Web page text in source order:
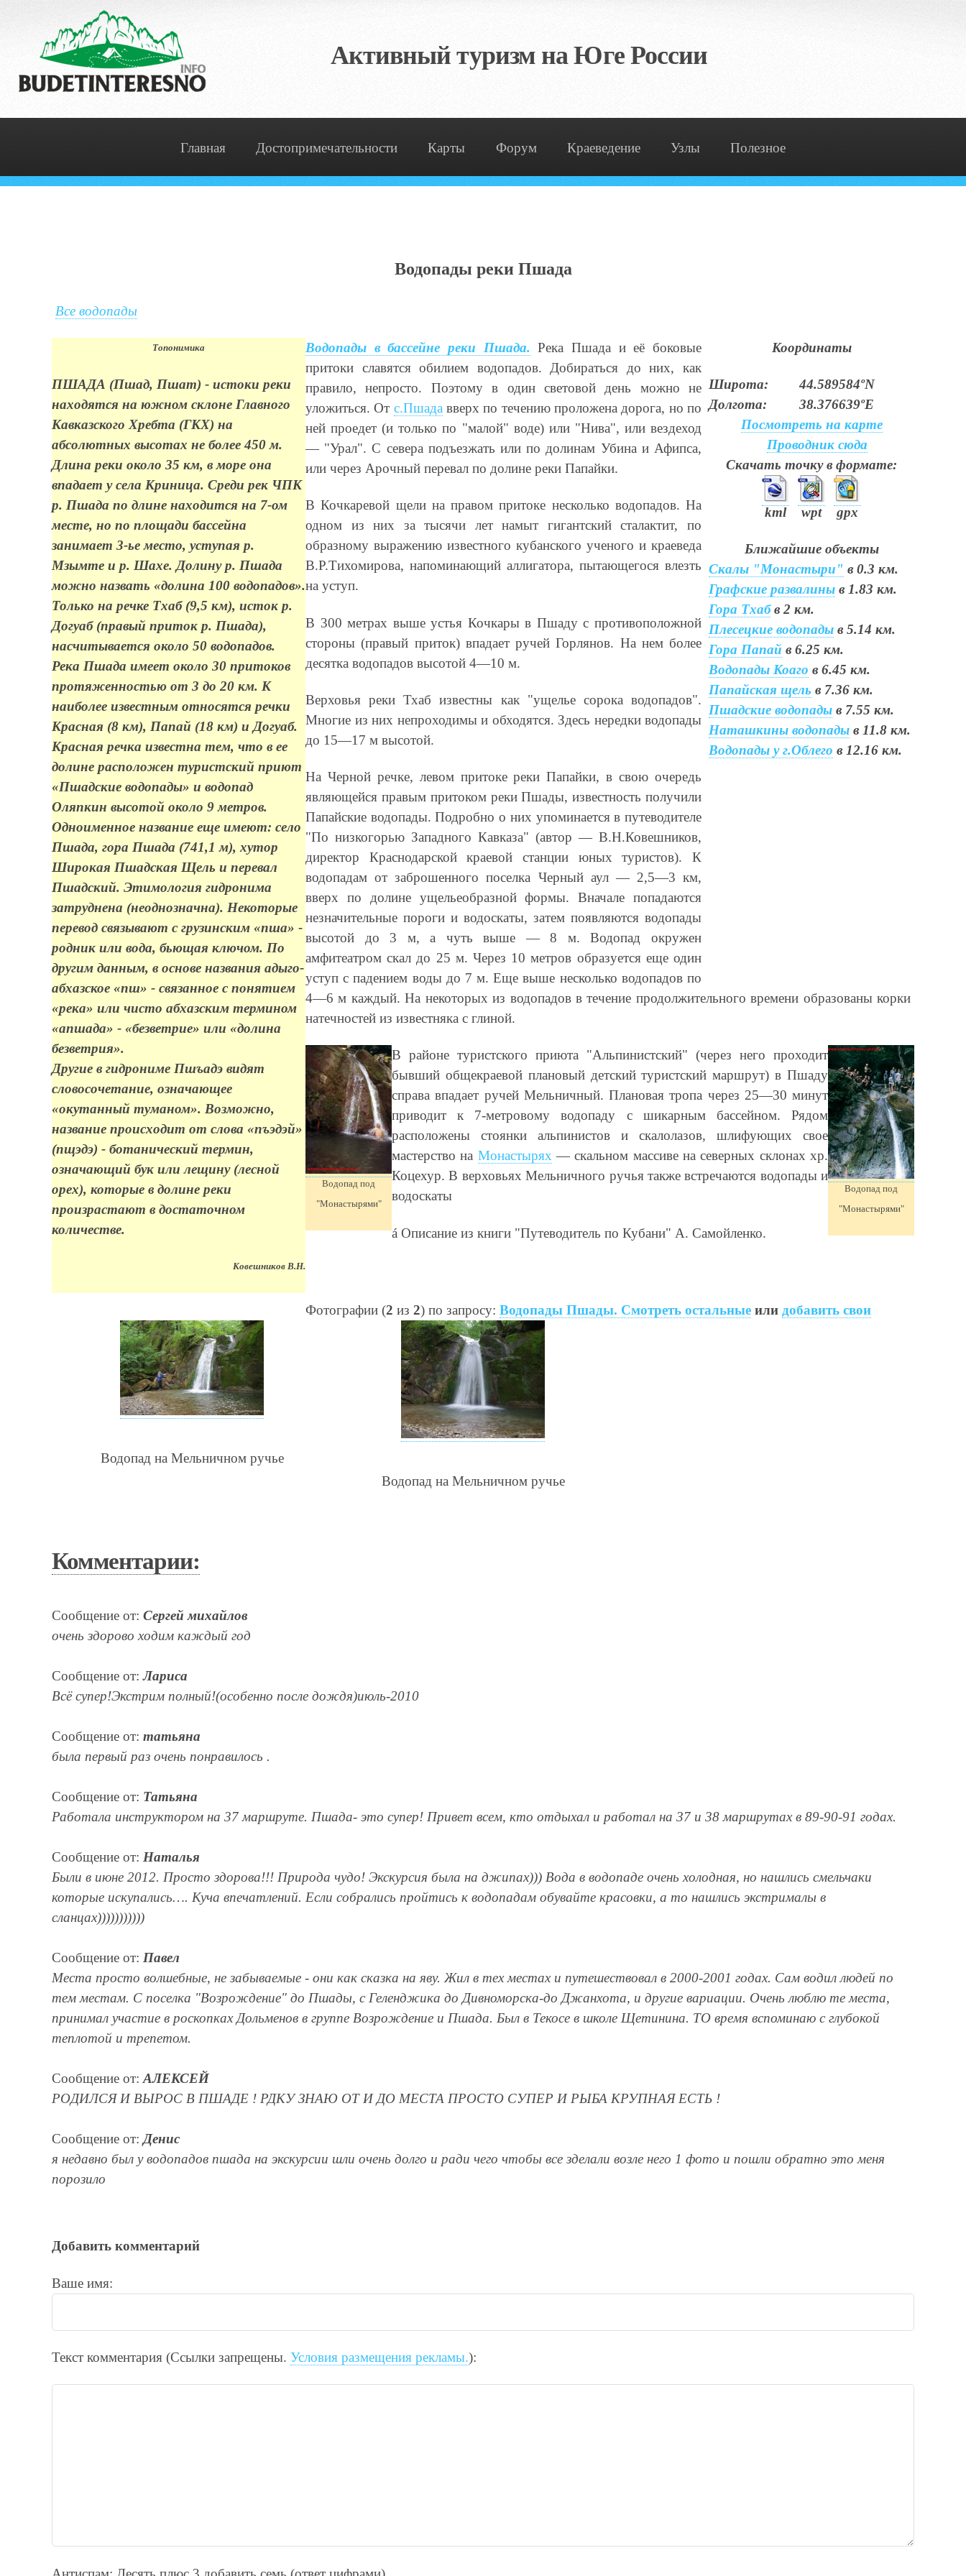
Активный туризм на Юге России
Главная Достопримечательности Карты Форум Краеведение Узлы Полезное
Водопады реки Пшада
Все водопады
Топонимика
ПШАДА (Пшад, Пшат) - истоки реки
находятся на южном склоне Главного
Кавказского Хребта (ГКХ) на
абсолютных высотах не более 450 м.
Длина реки около 35 км, в море она
впадает у села Криница. Среди рек ЧПК
р. Пшада по длине находится на 7-ом
месте, но по площади бассейна
занимает 3-ье место, уступая р.
Мзымте и р. Шахе. Долину р. Пшада
можно назвать «долина 100 водопадов».
Только на речке Тхаб (9,5 км), исток р.
Догуаб (правый приток р. Пшада),
насчитывается около 50 водопадов.
Река Пшада имеет около 30 притоков
протяженностью от 3 до 20 км. К
наиболее известным относятся речки
Красная (8 км), Папай (18 км) и Догуаб.
Красная речка известна тем, что в ее
долине расположен туристский приют
«Пшадские водопады» и водопад
Оляпкин высотой около 9 метров.
Одноименное название еще имеют: село
Пшада, гора Пшада (741,1 м), хутор
Широкая Пшадская Щель и перевал
Пшадский. Этимология гидронима
затруднена (неоднозначна). Некоторые
перевод связывают с грузинским «пша» -
родник или вода, бьющая ключом. По
другим данным, в основе названия адыго-
абхазское «пш» - связанное с понятием
«река» или чисто абхазским термином
«апшада» - «безветрие» или «долина
безветрия».
Другие в гидрониме Пшъадэ видят
словосочетание, означающее
«окутанный туманом». Возможно,
название происходит от слова «пъэдэй»
(пщэдэ) - ботанический термин,
означающий бук или лещину (лесной
орех), которые в долине реки
произрастают в достаточном
количестве.
Ковешников В.Н.
Координаты
Широта:
44.589584ºN
Долгота:
38.376639ºE
Посмотреть на карте
Проводник сюда
Скачать точку в формате:
kml wpt gpx
Ближайшие объекты
Скалы "Монастыри" в 0.3 км.
Графские развалины в 1.83 км.
Гора Тхабв 2 км.
Плесецкие водопады в 5.14 км.
Гора Папай в 6.25 км.
Водопады Коаго в 6.45 км.
Папайская щель в 7.36 км.
Пшадские водопады в 7.55 км.
Наташкины водопады в 11.8 км.
Водопады у г.Облего в 12.16 км.
Водопады в бассейне реки Пшада. Река Пшада и её боковые
притоки славятся обилием водопадов. Добираться до них, как
правило, непросто. Поэтому в один световой день можно не
уложиться. От с.Пшада вверх по течению проложена дорога, но по
ней проедет (и только по "малой" воде) или "Нива", или вездеход
— "Урал". С севера подъезжать или по долинам Убина и Афипса,
или через Арочный перевал по долине реки Папайки.
В Кочкаревой щели на правом притоке несколько водопадов. На
одном из них за тысячи лет намыт гигантский сталактит, по
образному выражению известного кубанского ученого и краеведа
В.Р.Тихомирова, напоминающий аллигатора, пытающегося влезть
на уступ.
В 300 метрах выше устья Кочкары в Пшаду с противоположной
стороны (правый приток) впадает ручей Горлянов. На нем более
десятка водопадов высотой 4—10 м.
Верховья реки Тхаб известны как "ущелье сорока водопадов".
Многие из них непроходимы и обходятся. Здесь нередки водопады
до 15—17 м высотой.
На Черной речке, левом притоке реки Папайки, в свою очередь
являющейся правым притоком реки Пшады, известность получили
Папайские водопады. Подробно о них упоминается в путеводителе
"По низкогорью Западного Кавказа" (автор — В.Н.Ковешников,
директор Краснодарской краевой станции юных туристов). К
водопадам от заброшенного поселка Черный аул — 2,5—3 км,
вверх по долине ущельеобразной формы. Вначале попадаются
незначительные пороги и водоскаты, затем появляются водопады
высотой до 3 м, а чуть выше — 8 м. Водопад окружен
амфитеатром скал до 25 м. Через 10 метров образуется еще один
уступ с падением воды до 7 м. Еще выше несколько водопадов по
4—6 м каждый. На некоторых из водопадов в течение продолжительного времени образованы корки
натечностей из известняка с глиной.
Водопад под
"Монастырями"
Водопад под
"Монастырями"
В районе туристского приюта "Альпинистский" (через него проходит
бывший общекраевой плановый детский туристский маршрут) в Пшаду
справа впадает ручей Мельничный. Плановая тропа через 25—30 минут
приводит к 7-метровому водопаду с шикарным бассейном. Рядом
расположены стоянки альпинистов и скалолазов, шлифующих свое
мастерство на Монастырях— скальном массиве на северных склонах хр.
Коцехур. В верховьях Мельничного ручья также встречаются водопады и
водоскаты
á Описание из книги "Путеводитель по Кубани" А. Самойленко.
Фотографии (2 из 2) по запросу: Водопады Пшады. Смотреть остальные или добавить свои
Водопад на Мельничном ручье
Водопад на Мельничном ручье
Комментарии:
Сообщение от: Сергей михайлов
очень здорово ходим каждый год
Сообщение от:Лариса
Всё супер!Экстрим полный!(особенно после дождя)июль-2010
Сообщение от: татьяна
была первый раз очень понравилось .
Сообщение от: Татьяна
Работала инструктором на 37 маршруте. Пшада- это супер! Привет всем, кто отдыхал и работал на 37 и 38 маршрутах в 89-90-91 годах.
Сообщение от: Наталья
Были в июне 2012. Просто здорова!!! Природа чудо! Экскурсия была на джипах))) Вода в водопаде очень холодная, но нашлись смельчаки
которые искупались…. Куча впечатлений. Если собрались пройтись к водопадам обувайте красовки, а то нашлись экстрималы в
сланцах)))))))))))
Сообщение от: Павел
Места просто волшебные, не забываемые - они как сказка на яву. Жил в тех местах и путешествовал в 2000-2001 годах. Сам водил людей по
тем местам. С поселка "Возрождение" до Пшады, с Геленджика до Дивноморска-до Джанхота, и другие вариации. Очень люблю те места,
принимал участие в роскопках Дольменов в группе Возрождение и Пшада. Был в Текосе в школе Щетинина. ТО время вспоминаю с глубокой
теплотой и трепетом.
Сообщение от: АЛЕКСЕЙ
РОДИЛСЯ И ВЫРОС В ПШАДЕ ! РДКУ ЗНАЮ ОТ И ДО МЕСТА ПРОСТО СУПЕР И РЫБА КРУПНАЯ ЕСТЬ !
Сообщение от: Денис
я недавно был у водопадов пшада на экскурсии шли очень долго и ради чего чтобы все зделали возле него 1 фото и пошли обратно это меня
порозило
Добавить комментарий
Ваше имя:
Текст комментария (Ссылки запрещены. Условия размещения рекламы.):